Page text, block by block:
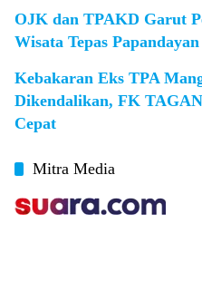
OJK dan TPAKD Garut
Wisata Tepas
Kebakaran Eks TPA
Dikendalikan, FK
Cepat
Mitra Media